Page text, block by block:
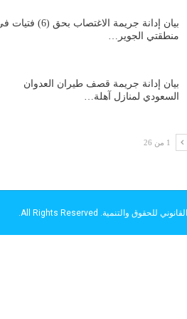
بيان إدانة جريمة الاغتصاب بحق (6)
منطقتي الجوير…
بيان إدانة جريمة قصف طيران العدوان
السعودي لمنازل آهلة…
1 من 26